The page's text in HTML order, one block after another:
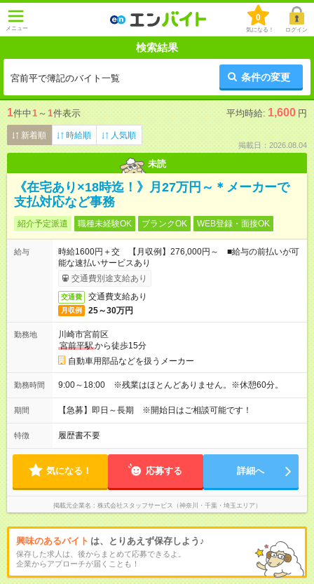
メニュー
0
気になる！ ログイン
検索結果
宮前平で簿記のバイト一覧 条件の変更
1件中1 ～ 1件表示 平均時給: 1,600 円
新着順 時給順 人気順
掲載日：2026.08.04
未読
《在宅あり×18時迄！》月27万円～＊メーカーで
支払対応など事務
紹介予定派遣 職種未経験OK ブランクOK WEB登録・面接OK
給与
時給1600円＋交 【月収例】276,000円～ ■給与の前払いが可
能な速払いサービスあり
交通費別途支給あり
交通費 交通費支給あり
月収例 25～30万円
勤務地
川崎市宮前区
宮前平駅から徒歩15分
自動車用部品などを扱うメーカー
勤務時間 9:00～18:00 ※残業はほとんどありません。※休憩60分。
期間 【急募】即日～長期 ※開始日はご相談可能です！
特徴 履歴書不要
気になる！ 応募する 詳細へ
掲載元企業名 株式会社スタッフサービス（神奈川・千葉・埼玉エリア）
興味のあるバイト は、とりあえず保存しよう♪
保存した求人は、後からまとめて応募できるよ。
企業からアプローチが届くことも！